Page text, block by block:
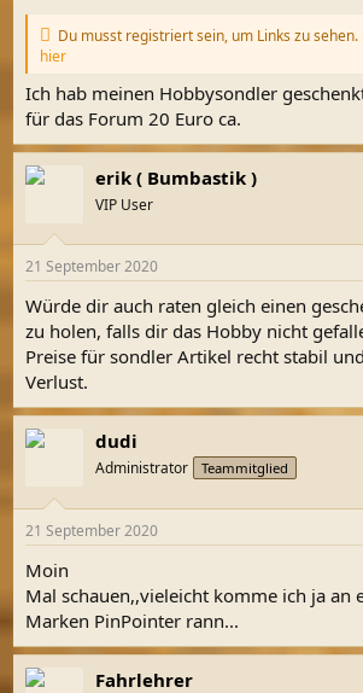
Du musst registriert sein, um Links zu sehen.
hier
Ich hab meinen Hobbysondler
für das Forum 20 Euro ca.
erik ( Bumbastik )
VIP User
21 September 2020
Würde dir auch raten gleich einen
zu holen, falls dir das Hobby nicht
Preise für sondler Artikel recht stabil
Verlust.
dudi
Administrator Teammitglied
21 September 2020
Moin
Mal schauen,,vieleicht komme ich ja an
Marken PinPointer rann...
Fahrlehrer